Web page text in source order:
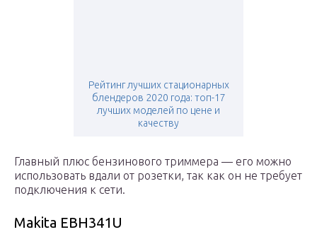
Рейтинг лучших стационарных
блендеров 2020 года: топ-17
лучших моделей по цене и
качеству
Главный плюс бензинового триммера — его можно
использовать вдали от розетки, так как он не требует
подключения к сети.
Makita EBH341U